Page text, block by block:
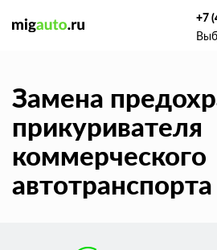
+7
Замена
прикуривателя
коммерческого